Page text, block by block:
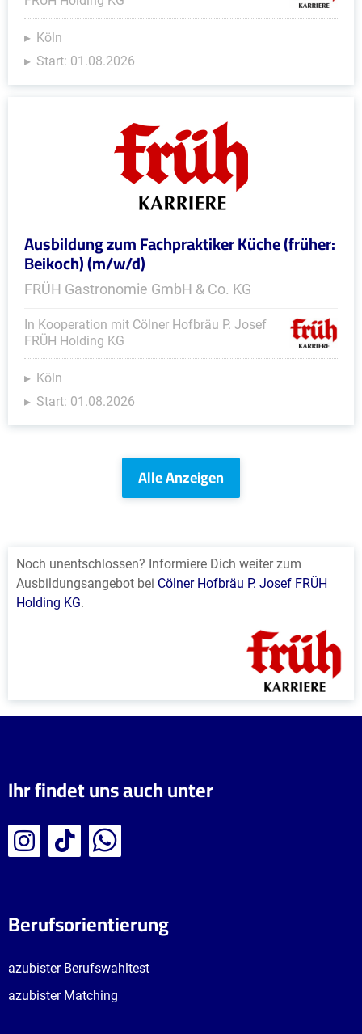
Köln
Start: 01.08.2026
Ausbildung zum Fachpraktiker Küche (früher:
Beikoch) (m/w/d)
FRÜH Gastronomie GmbH & Co. KG
In Kooperation mit Cölner Hofbräu P. Josef
FRÜH Holding KG
Köln
Start: 01.08.2026
Alle Anzeigen
Noch unentschlossen? Informiere Dich weiter zum
Ausbildungsangebot bei Cölner Hofbräu P. Josef FRÜH
Holding KG.
Ihr findet uns auch unter
Berufsorientierung
azubister Berufswahltest
azubister Matching